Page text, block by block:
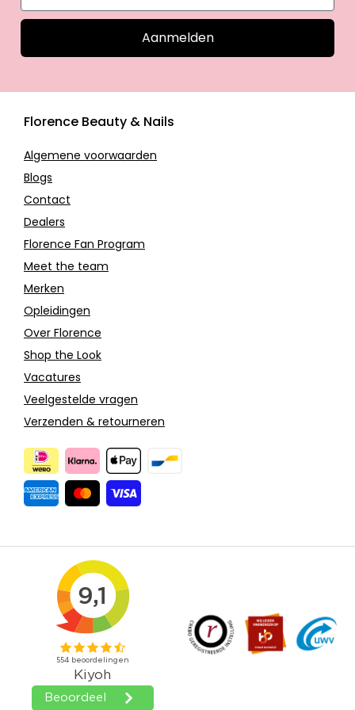
Aanmelden
Florence Beauty & Nails
Algemene voorwaarden
Blogs
Contact
Dealers
Florence Fan Program
Meet the team
Merken
Opleidingen
Over Florence
Shop the Look
Vacatures
Veelgestelde vragen
Verzenden & retourneren